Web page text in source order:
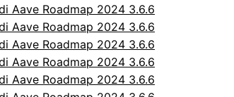
Aave Roadmap 2024 3.6.6
Aave Roadmap 2024 3.6.6
Aave Roadmap 2024 3.6.6
Aave Roadmap 2024 3.6.6
Aave Roadmap 2024 3.6.6